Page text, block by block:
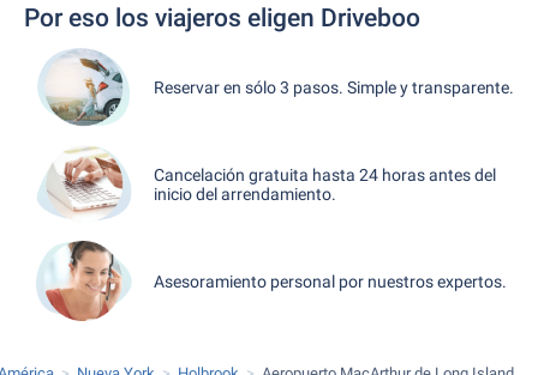
Por eso los viajeros eligen Driveboo
Reservar en sólo 3 pasos. Simple y transparente.
Cancelación gratuita hasta 24 horas antes del
inicio del arrendamiento.
Asesoramiento personal por nuestros expertos.